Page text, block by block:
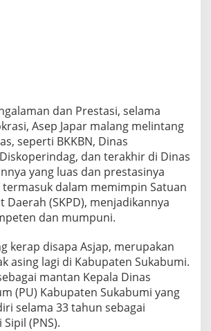
g
G
o
l
k
a
r
S
u
k
b
u
m
i
U
n
t
dan Prestasi, selama
Asep Japar malang melintang
seperti BKKBN, Dinas
dan terakhir di Dinas
yang luas dan prestasinya
termasuk dalam memimpin Satuan
Daerah (SKPD), menjadikannya
dan mumpuni.
kerap disapa Asjap, merupakan
asing lagi di Kabupaten Sukabumi.
mantan Kepala Dinas
(PU) Kabupaten Sukabumi yang
selama 33 tahun sebagai
(PNS).